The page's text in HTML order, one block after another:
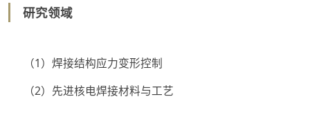
研究领域
（1）焊接结构应力变形控制
（2）先进核电焊接材料与工艺